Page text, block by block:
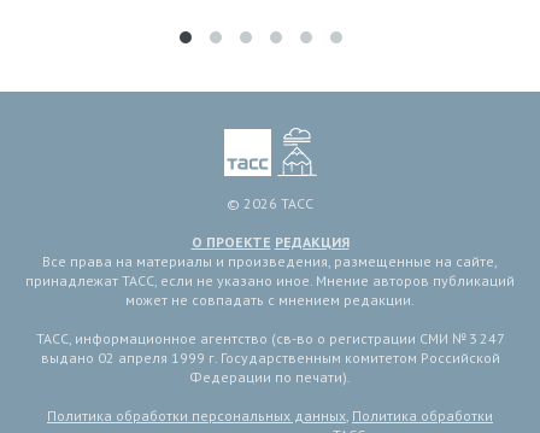
© 2026 ТАСС
О ПРОЕКТЕ РЕДАКЦИЯ
Все права на материалы и произведения, размещенные на сайте,
принадлежат ТАСС, если не указано иное. Мнение авторов публикаций
может не совпадать с мнением редакции.
ТАСС, информационное агентство (св-во о регистрации СМИ № 3 247
выдано 02 апреля 1999 г. Государственным комитетом Российской
Федерации по печати).
Политика обработки персональных данных, Политика обработки